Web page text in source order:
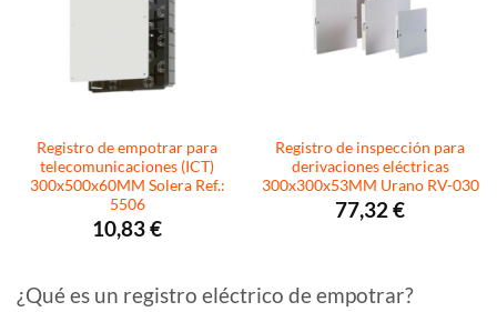
Registro de empotrar para
telecomunicaciones (ICT)
300x500x60MM Solera Ref.:
5506
10,83€
Registro de inspección para
derivaciones eléctricas
300x300x53MM Urano RV-030
77,32 €
¿Qué es un registro eléctrico de empotrar?